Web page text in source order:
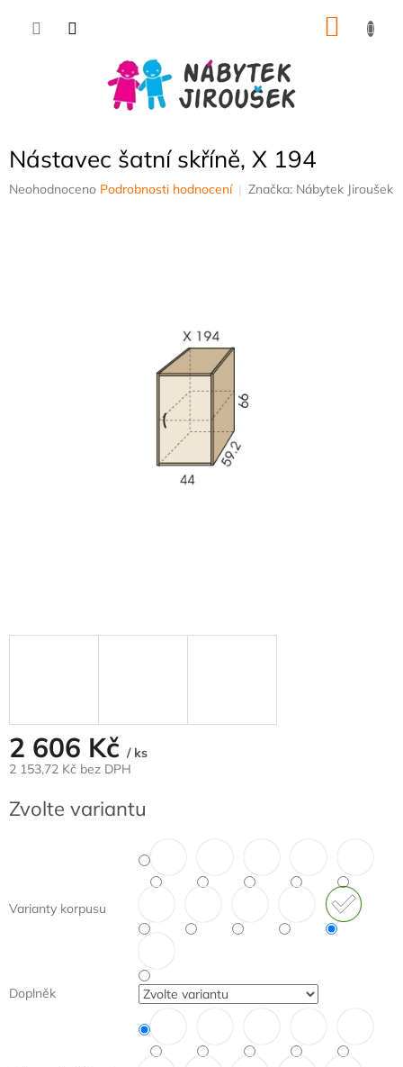
Nástavec šatní skříně, X 194
Průměrné
Neohodnoceno Podrobnosti hodnocení Značka: Nábytek Jiroušek
2 606 Kč / ks
2 153,72 Kč bez DPH
cena:
Zvolte variantu
Varianty korpusu
Doplněk